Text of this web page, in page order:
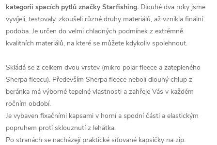
kategorii spacích pytlů značky Starfishing. Dlouhé dva roky jsme
vyvíjeli, testovaly, zkoušeli různé druhy materiálů, až vznikla finální
podoba. Je určen do velmi chladných podmínek z extrémně
kvalitních materiálů, na které se můžete kdykoliv spolehnout.
Skládá se z celkem dvou vrstev (mikro polar fleece a zatepleného
Sherpa fleecu). Především Sherpa fleece neboli dlouhý chlup z
beránka má výborné tepelné vlastnosti a zahřeje Vás v každém
ročním období.
Je vybaven fixačními kapsami v horní a spodní části a elastickým
popruhem proti sklouznutí z lehátka.
Po stranách se nacházejí praktické síťované kapsičky na zip.